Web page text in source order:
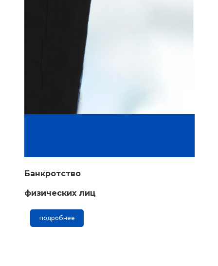
Банкротство
физических лиц
подробнее